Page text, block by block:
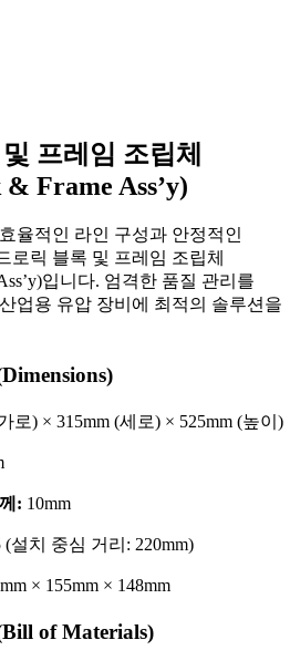
프레임 조립체
Frame Ass’y)
율적인 라인 구성과 안정적인
로릭 블록 및 프레임 조립체
입니다. 엄격한 품질 관리를
업용 유압 장비에 최적의 솔루션을
로) × 315mm (세로) × 525mm (높이)
: 10mm
(설치 중심 거리: 220mm)
× 155mm × 148mm
of Materials)